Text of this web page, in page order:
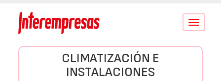
Conmutar
CLIMATIZACIÓN E
INSTALACIONES